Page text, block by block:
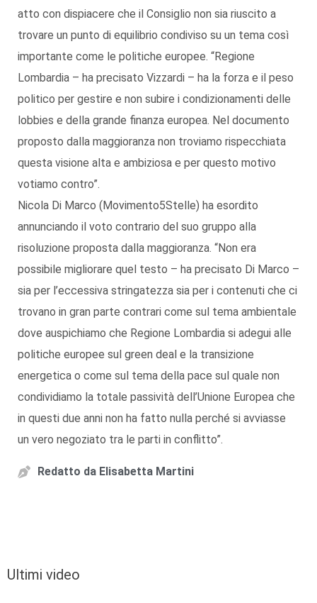
atto con dispiacere che il Consiglio non sia riuscito a
trovare un punto di equilibrio condiviso su un tema così
importante come le politiche europee. “Regione
Lombardia – ha precisato Vizzardi – ha la forza e il peso
politico per gestire e non subire i condizionamenti delle
lobbies e della grande finanza europea. Nel documento
proposto dalla maggioranza non troviamo rispecchiata
questa visione alta e ambiziosa e per questo motivo
votiamo contro”.
Nicola Di Marco (Movimento5Stelle) ha esordito
annunciando il voto contrario del suo gruppo alla
risoluzione proposta dalla maggioranza. “Non era
possibile migliorare quel testo – ha precisato Di Marco –
sia per l’eccessiva stringatezza sia per i contenuti che ci
trovano in gran parte contrari come sul tema ambientale
dove auspichiamo che Regione Lombardia si adegui alle
politiche europee sul green deal e la transizione
energetica o come sul tema della pace sul quale non
condividiamo la totale passività dell’Unione Europea che
in questi due anni non ha fatto nulla perché si avviasse
un vero negoziato tra le parti in conflitto”.
Redatto da Elisabetta Martini
Ultimi video